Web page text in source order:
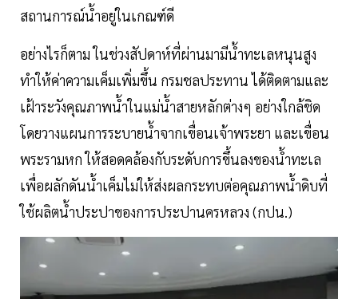
สถานการณ์น้ำอยู่ในเกณฑ์ดี
อย่างไรก็ตาม ในช่วงสัปดาห์ที่ผ่านมามีน้ำทะเลหนุนสูง
ทำให้ค่าความเค็มเพิ่มขึ้น กรมชลประทาน ได้ติดตามและ
เฝ้าระวังคุณภาพน้ำในแม่น้ำสายหลักต่างๆ อย่างใกล้ชิด
โดยวางแผนการระบายน้ำจากเขื่อนเจ้าพระยา และเขื่อน
พระรามหก ให้สอดคล้องกับระดับการขึ้นลงของน้ำทะเล
เพื่อผลักดันน้ำเค็มไม่ให้ส่งผลกระทบต่อคุณภาพน้ำดิบที่
ใช้ผลิตน้ำประปาของการประปานครหลวง (กปน.)